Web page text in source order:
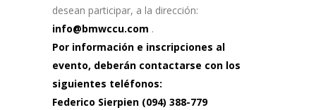
desean participar, a la dirección:
info@bmwccu.com .
Por información e inscripciones al
evento, deberán contactarse con los
siguientes teléfonos:
Federico Sierpien (094) 388-779